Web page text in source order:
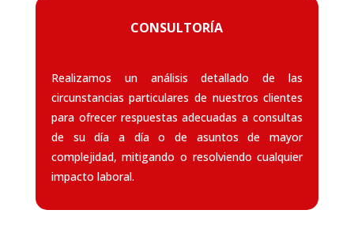
CONSULTORÍA
Realizamos un análisis detallado de las
circunstancias particulares de nuestros clientes
para ofrecer respuestas adecuadas a consultas
de su día a día o de asuntos de mayor
complejidad, mitigando o resolviendo cualquier
impacto laboral.